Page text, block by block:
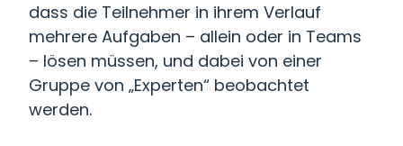
dass die Teilnehmer in ihrem Verlauf
mehrere Aufgaben – allein oder in Teams
– lösen müssen, und dabei von einer
Gruppe von „Experten“ beobachtet
werden.